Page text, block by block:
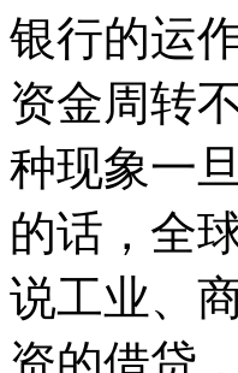
银行的运
资金周转
种现象一
的话，全
说工业、
资的借贷